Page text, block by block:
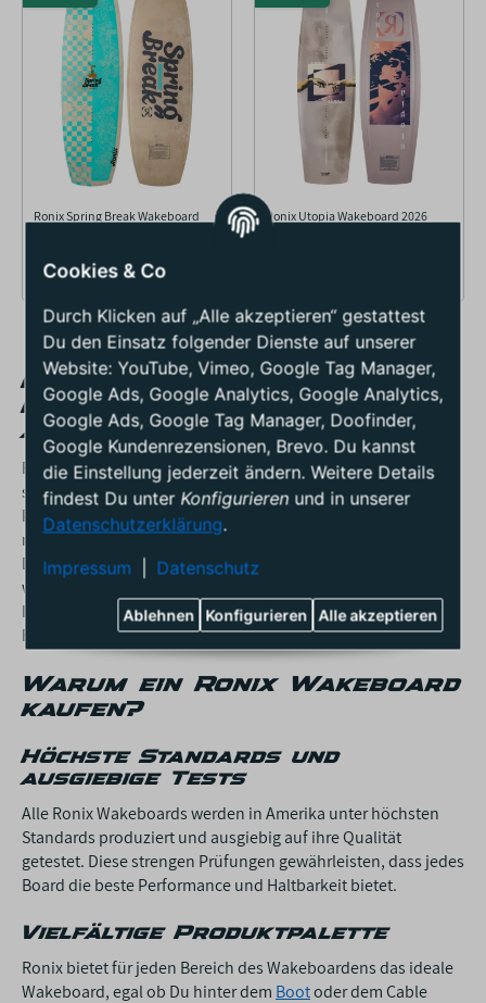
Ronix Spring Break Wakeboard
569,90 €*
Ronix Utopia Wakeboard 2026
Ronix Wakeboards –
Innovation und Performance
aus Amerika
RonixWakeboards, eine der führenden Marken aus Amerika,
steht für unvergleichliche Qualität und überragende
Performance. Kein anderer Hersteller legt so viel Wert auf
neueste Technologien und haltbare Materialien wie Ronix.
Dies spiegelt sich in der Performance der Ronix Wakeboards
wider – egal ob Du den größtmöglichen Pop bei Deinen
Inverts oder den maximalenFlexbei Deinen Presses suchst,
Ronix hat das richtige Wakeboard für Dich.
Warum ein Ronix Wakeboard
kaufen?
Höchste Standards und
ausgiebige Tests
Alle Ronix Wakeboards werden in Amerika unter höchsten
Standards produziert und ausgiebig auf ihre Qualität
getestet. Diese strengen Prüfungen gewährleisten, dass jedes
Board die beste Performance und Haltbarkeit bietet.
Vielfältige Produktpalette
Ronix bietet für jeden Bereich des Wakeboardens das ideale
Wakeboard, egal ob Du hinter dem Bootoder dem Cable
Cookies & Co
Durch Klicken auf „Alle akzeptieren“ gestattest
Du den Einsatz folgender Dienste auf unserer
Website: YouTube, Vimeo, Google Tag Manager,
Google Ads, Google Analytics, Google Analytics,
Google Ads, Google Tag Manager, Doofinder,
Google Kundenrezensionen, Brevo. Du kannst
die Einstellung jederzeit ändern. Weitere Details
findest Du unter Konfigurierenund in unserer
Datenschutzerklärung.
Impressum
Datenschutz
Alle akzeptieren
Konfigurieren
Ablehnen